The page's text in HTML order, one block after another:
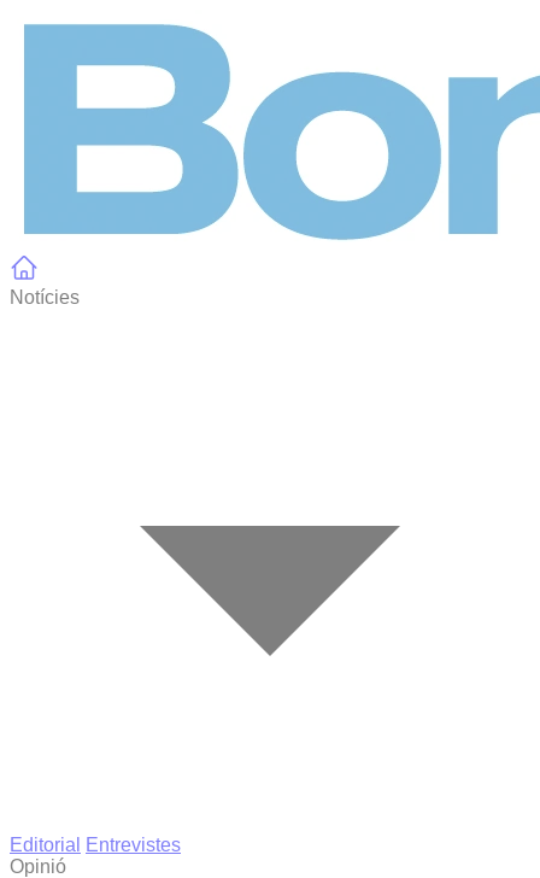
Notícies
Editorial
Entrevistes
Opinió